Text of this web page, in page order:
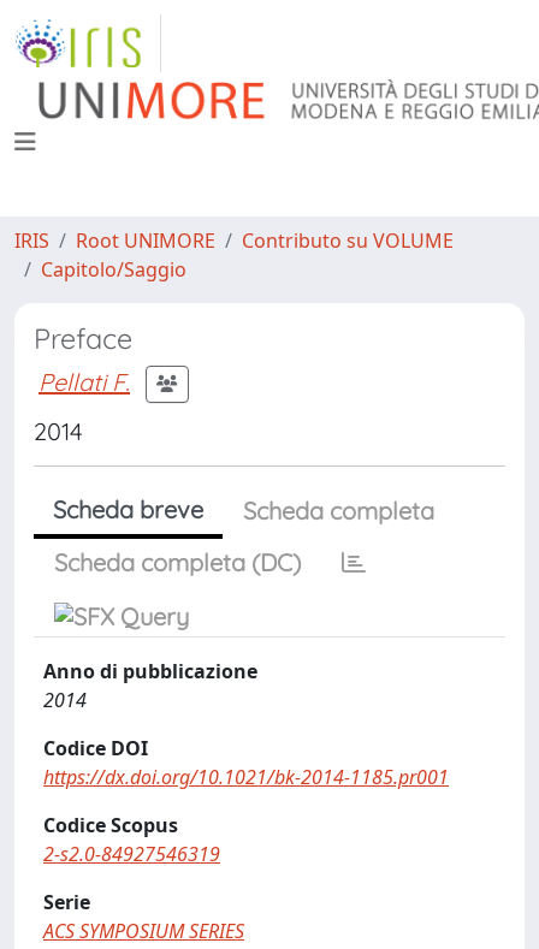
IRIS Root UNIMORE
Contributo su VOLUME
Capitolo/Saggio
Preface
Pellati F.
2014
Scheda breve
Scheda completa
Scheda completa (DC)
Anno di pubblicazione
2014
Codice DOI
https://dx.doi.org/10.1021/bk-2014-1185.pr001
Codice Scopus
2-s2.0-84927546319
Serie
ACS SYMPOSIUM SERIES